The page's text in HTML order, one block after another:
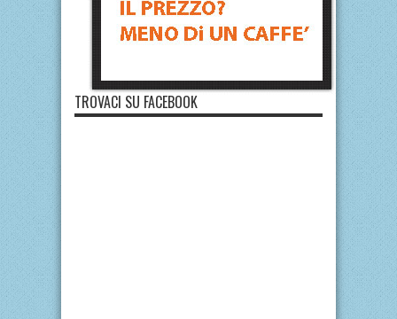
TROVACI SU FACEBOOK